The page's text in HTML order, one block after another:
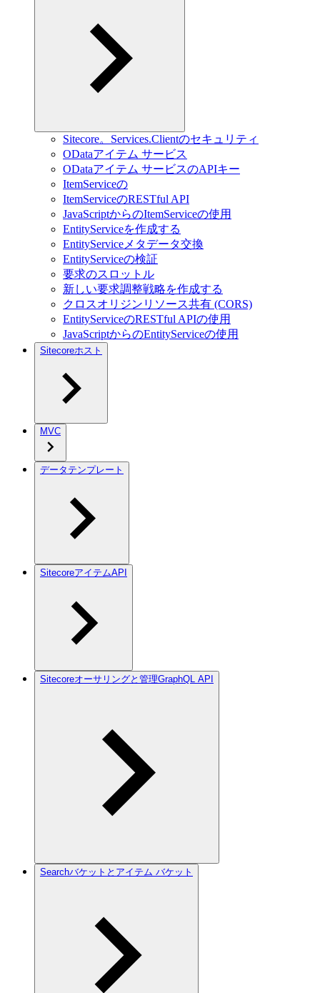
Sitecore。Services.Clientのセキュリティ
ODataアイテム サービス
ODataアイテム サービスのAPIキー
ItemServiceの
ItemServiceのRESTful API
JavaScriptからのItemServiceの使用
EntityServiceを作成する
EntityServiceメタデータ交換
EntityServiceの検証
要求のスロットル
新しい要求調整戦略を作成する
クロスオリジンリソース共有 (CORS)
EntityServiceのRESTful APIの使用
JavaScriptからのEntityServiceの使用
Sitecoreホスト
MVC
データテンプレート
SitecoreアイテムAPI
Sitecoreオーサリングと管理GraphQL API
Searchバケットとアイテム バケット